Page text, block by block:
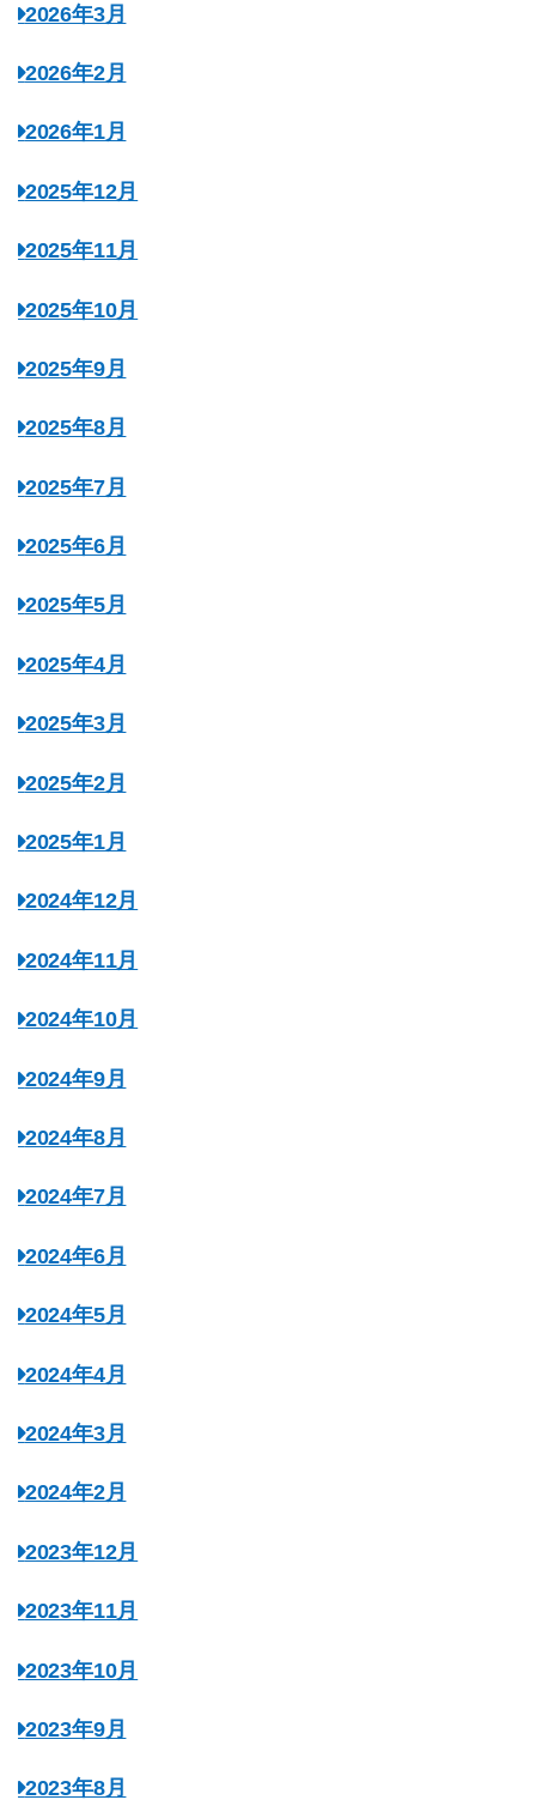
2026年3月
2026年2月
2026年1月
2025年12月
2025年11月
2025年10月
2025年9月
2025年8月
2025年7月
2025年6月
2025年5月
2025年4月
2025年3月
2025年2月
2025年1月
2024年12月
2024年11月
2024年10月
2024年9月
2024年8月
2024年7月
2024年6月
2024年5月
2024年4月
2024年3月
2024年2月
2023年12月
2023年11月
2023年10月
2023年9月
2023年8月